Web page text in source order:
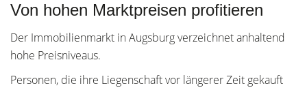
Von hohen Marktpreisen profitieren
Der Immobilienmarkt in Augsburg verzeichnet anhaltend
hohe Preisniveaus.
Personen, die ihre Liegenschaft vor längerer Zeit gekauft